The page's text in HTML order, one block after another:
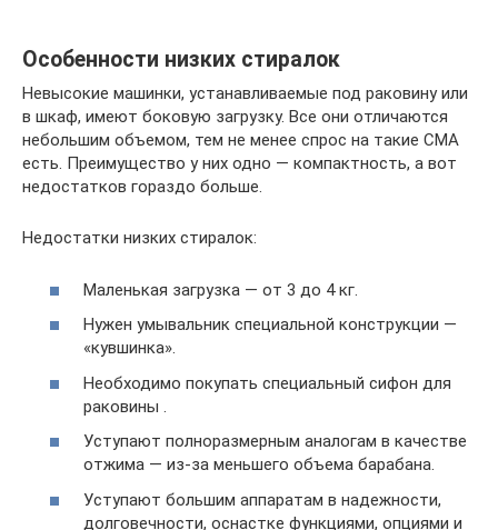
Особенности низких стиралок
Невысокие машинки, устанавливаемые под раковину или
в шкаф, имеют боковую загрузку. Все они отличаются
небольшим объемом, тем не менее спрос на такие СМА
есть. Преимущество у них одно — компактность, а вот
недостатков гораздо больше.
Недостатки низких стиралок:
Маленькая загрузка — от 3 до 4 кг.
Нужен умывальник специальной конструкции —
«кувшинка».
Необходимо покупать специальный сифон для
раковины .
Уступают полноразмерным аналогам в качестве
отжима — из-за меньшего объема барабана.
Уступают большим аппаратам в надежности,
долговечности, оснастке функциями, опциями и